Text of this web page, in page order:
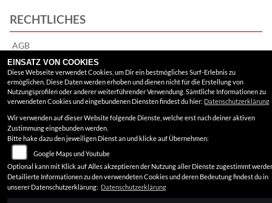
RECHTLICHES
AGB
Impressum
Datenschutz
Disclaimer
Barrierefreiheit
EINSATZ VON COOKIES
Diese Webseite verwendet Cookies, um Dir ein bestmögliches Surf-Erlebnis zu
ermöglichen. Diese Daten werden erhoben und dienen nicht für die Erstellung von
Nutzungsprofilen oder anderer weiterführender Verwendung. Sämtliche Informationen zu
verwendeten Cookies und eingebundenen Diensten findest du hier: Datenschutzerklärung
Wir verwenden auf dieser Website folgende Dienste, welche erst nach deiner aktiven
Zustimmung eingebunden werden.
Bitte hake dazu den jeweiligen Dienst an und klicke auf Übernehmen:
Google Maps und Youtube
Optional kann mit Klick auf Alles akzeptieren der Nutzung aller Dienste zugestimmt
Detailierte Informationen zu den verwendeten Cookies und deren Bedeutung findest du in
unserer Datenschutzerklärung: Datenschutzerklärung